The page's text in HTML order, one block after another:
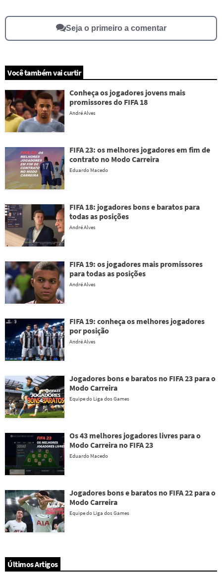
Seja o primeiro a comentar
Você também vai curtir
Conheça os jogadores jovens mais
promissores do FIFA 18
André Alves
FIFA 23: os melhores jogadores em fim de
contrato no Modo Carreira
Eduardo Macedo
FIFA 18: jogadores bons e baratos para
todas as posições
André Alves
FIFA 19: os jogadores mais promissores
para todas as posições
André Alves
FIFA 19: conheça os melhores jogadores
por posição
André Alves
Jogadores bons e baratos no FIFA 23 para o
Modo Carreira
Equipe do Liga dos Games
Os 43 melhores jogadores livres para o
Modo Carreira no FIFA 23
Eduardo Macedo
Jogadores bons e baratos no FIFA 22 para o
Modo Carreira
Equipe do Liga dos Games
Últimos Artigos